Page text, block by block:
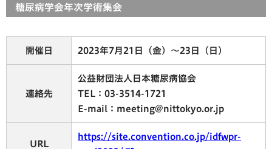
糖尿病学会年次学術集会
開催日 2023年7月21日（金）～23日（日）
連絡先
公益財団法人日本糖尿病協会
TEL：03-3514-1721
E-mail：meeting@nittokyo.or.jp
URL
https://site.convention.co.jp/idfwpr-